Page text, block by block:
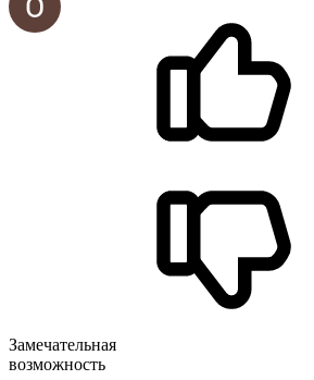
Замечательная
возможность